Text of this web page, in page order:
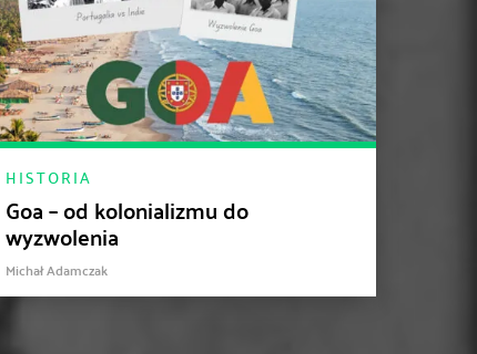
HISTORIA
Goa – od kolonializmu do
wyzwolenia
Michał Adamczak